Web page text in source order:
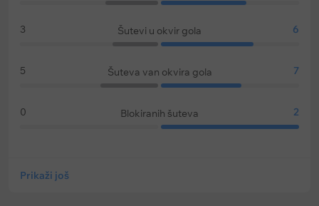
3 Šutevi u okvir gola 6
5 Šuteva van okvira gola 7
0 Blokiranih šuteva 2
Prikaži još